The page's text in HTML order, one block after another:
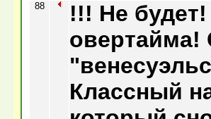
88
!!! Не
овертайма!
Классный